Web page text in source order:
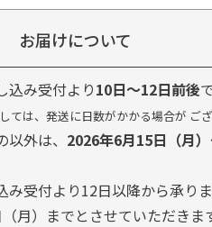
お届けについて
込み受付より10日～12日前後
は、発送に日数がかかる場合が ご
外は、 2026年6月15日（月
受付より12日以降から承りま
月）までとさせていただきま